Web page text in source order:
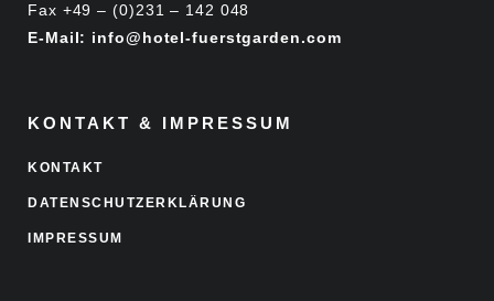
Fax +49 – (0)231 – 142 048
E-Mail: info@hotel-fuerstgarden.com
KONTAKT & IMPRESSUM
KONTAKT
DATENSCHUTZERKLÄRUNG
IMPRESSUM